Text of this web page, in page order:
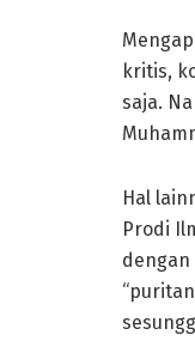
kritis,
saja.
Hal
Prodi
dengan